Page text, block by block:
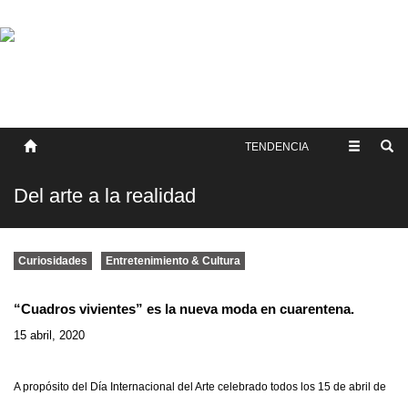
SOBRE NOSOTROS
TENDENCIA
Del arte a la realidad
Curiosidades Entretenimiento & Cultura
“Cuadros vivientes” es la nueva moda en cuarentena.
15 abril, 2020
A propósito del Día Internacional del Arte celebrado todos los 15 de abril de